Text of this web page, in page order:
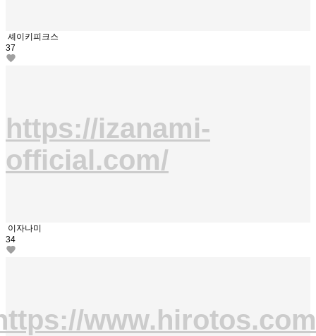
셰이키피크스
37
https://izanami-
official.com/
이자나미
34